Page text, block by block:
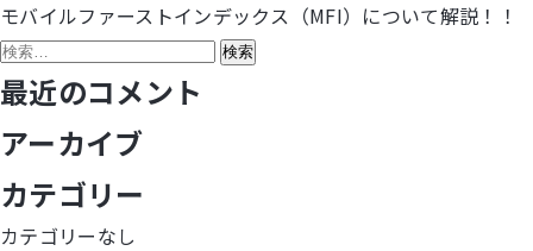
投
稿
ナ
ビ
ゲ
モバイルファーストインデックス（MFI）について解説！！
検
索:
最近のコメント
アーカイブ
カテゴリー
カテゴリーなし